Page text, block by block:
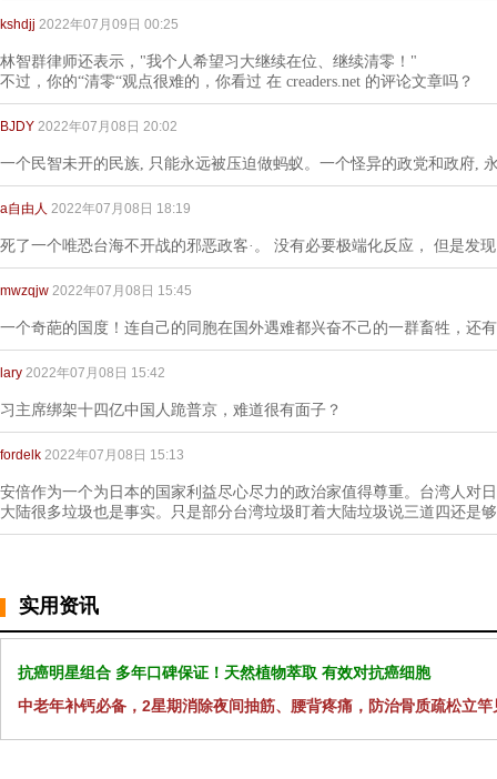
kshdjj 2022年07月09日 00:25
林智群律师还表示，"我个人希望习大继续在位、继续清零！"
不过，你的“清零“观点很难的，你看过 在 creaders.net 的评论文章吗？
BJDY 2022年07月08日 20:02
一个民智未开的民族, 只能永远被压迫做蚂蚁。一个怪异的政党和政府,
a自由人 2022年07月08日 18:19
死了一个唯恐台海不开战的邪恶政客·。 没有必要极端化反应， 但是发
mwzqjw 2022年07月08日 15:45
一个奇葩的国度！连自己的同胞在国外遇难都兴奋不己的一群畜牲，还
lary 2022年07月08日 15:42
习主席绑架十四亿中国人跪普京，难道很有面子？
fordelk 2022年07月08日 15:13
安倍作为一个为日本的国家利益尽心尽力的政治家值得尊重。台湾人对
大陆很多垃圾也是事实。只是部分台湾垃圾盯着大陆垃圾说三道四还是
实用资讯
抗癌明星组合 多年口碑保证！天然植物萃取 有效对抗癌细胞
中老年补钙必备，2星期消除夜间抽筋、腰背疼痛，防治骨质疏松立竿